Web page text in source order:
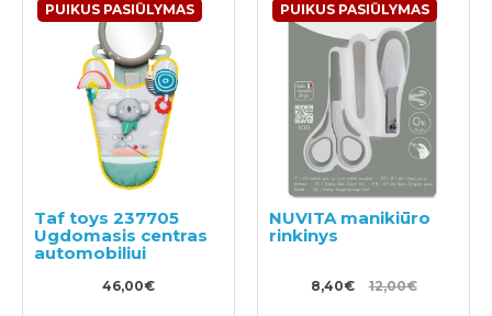
PUIKUS PASIŪLYMAS
Taf toys 237705
Ugdomasis centras
automobiliui
46,00€
PUIKUS PASIŪLYMAS
NUVITA manikiūro
rinkinys
8,40€ 12,00€